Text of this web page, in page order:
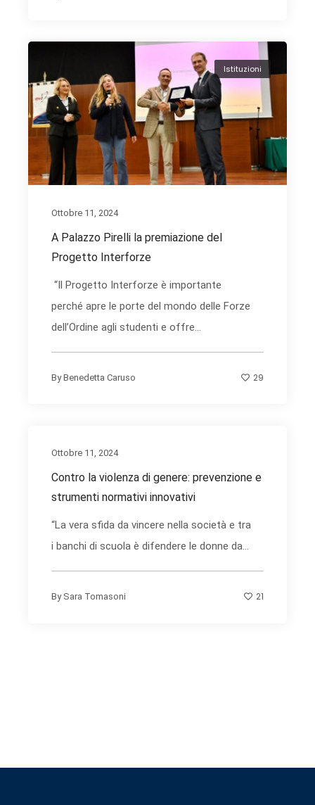
Istituzioni
Ottobre 11, 2024
A Palazzo Pirelli la premiazione del
Progetto Interforze
“Il Progetto Interforze è importante
perché apre le porte del mondo delle Forze
dell’Ordine agli studenti e offre...
ByBenedetta Caruso 29
Ottobre 11, 2024
Contro la violenza di genere: prevenzione e
strumenti normativi innovativi
“La vera sfida da vincere nella società e tra
i banchi di scuola è difendere le donne da...
By Sara Tomasoni 21